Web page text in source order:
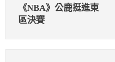
《NBA》公鹿挺進東
區決賽